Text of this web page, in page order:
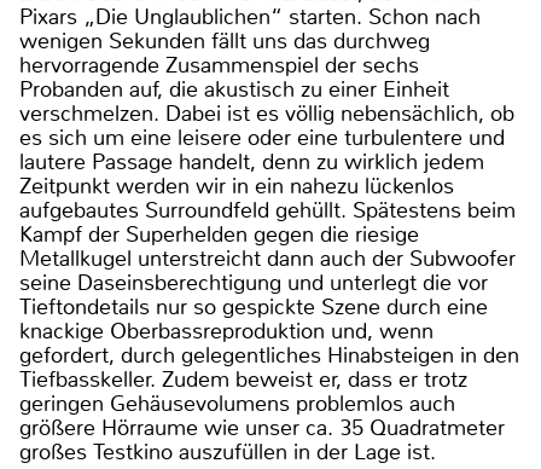
Pixars „Die Unglaublichen“ starten. Schon nach
wenigen Sekunden fällt uns das durchweg
hervorragende Zusammenspiel der sechs
Probanden auf, die akustisch zu einer Einheit
verschmelzen. Dabei ist es völlig nebensächlich, ob
es sich um eine leisere oder eine turbulentere und
lautere Passage handelt, denn zu wirklich jedem
Zeitpunkt werden wir in ein nahezu lückenlos
aufgebautes Surroundfeld gehüllt. Spätestens beim
Kampf der Superhelden gegen die riesige
Metallkugel unterstreicht dann auch der Subwoofer
seine Daseinsberechtigung und unterlegt die vor
Tieftondetails nur so gespickte Szene durch eine
knackige Oberbassreproduktion und, wenn
gefordert, durch gelegentliches Hinabsteigen in den
Tiefbasskeller. Zudem beweist er, dass er trotz
geringen Gehäusevolumens problemlos auch
größere Hörraume wie unser ca. 35 Quadratmeter
großes Testkino auszufüllen in der Lage ist.